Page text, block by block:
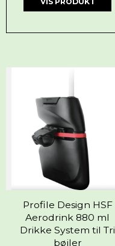
Profile Design HSF
Aerodrink 880 ml
Drikke System til Tri
bøjler